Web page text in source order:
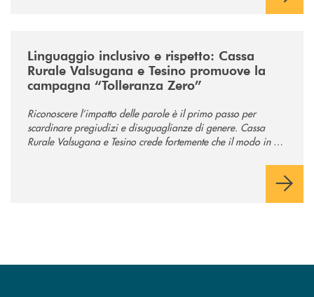
Linguaggio inclusivo e rispetto: Cassa
Rurale Valsugana e Tesino promuove la
campagna “Tolleranza Zero”
Riconoscere l’impatto delle parole è il primo passo per
scardinare pregiudizi e disuguaglianze di genere. Cassa
Rurale Valsugana e Tesino crede fortemente che il modo in cui